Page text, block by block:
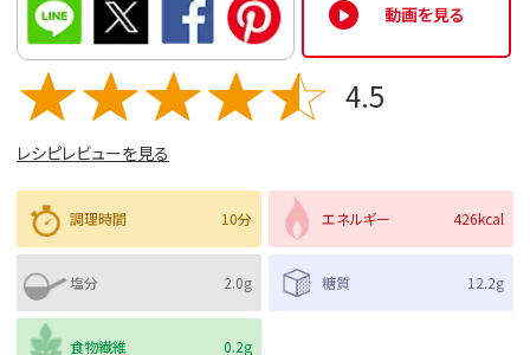
動画を見る
4.5
レシピレビューを見る
調理時間 10分 エネルギー 426kcal
塩分 2.0g 糖質 12.2g
食物繊維 0.2g